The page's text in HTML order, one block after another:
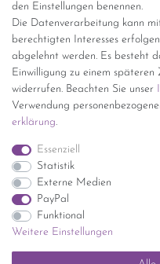
den Einstellungen benennen.
Die Datenverarbeitung kann
berechtigten Interesses
abgelehnt werden. Es besteht
Einwilligung zu einem
widerrufen. Beachten Sie unser
Verwendung
erklärung.
Essenziell
Statistik
Externe Medien
PayPal
Funktional
Weitere Einstellungen
kostenfreie Lieferung ab 150
Deutschlands)
Übersicht Internationale
Wir kaufen an
Sie haben zuviel Porzellan im
Einfach unverbindliches
*Endpreis inkl. MwSt.
UStG der
Mehrwertsteuer auf
Impressum